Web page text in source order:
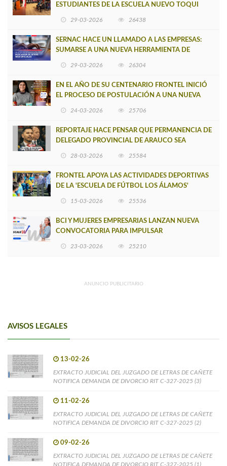
ESTUDIANTES DE LA ESCUELA NUEVO TOQUI
29-03-2026 26438
SERNAC HACE UN LLAMADO A LAS EMPRESAS:
SUMARSE A UNA NUEVA HERRAMIENTA DE
29-03-2026 26304
EN EL AÑO DE SU CENTENARIO FRONTEL INICIÓ
EL PROCESO DE POSTULACIÓN A UNA NUEVA
24-03-2026 25706
REPORTAJE HACE PENSAR QUE PERMANENCIA DE
DELEGADO PROVINCIAL DE ARAUCO SEA
28-03-2026 25584
FRONTEL APOYA LAS ACTIVIDADES DEPORTIVAS
DE LA 'ESCUELA DE FÚTBOL LOS ÁLAMOS'
15-03-2026 25536
BCI Y MUJERES EMPRESARIAS LANZAN NUEVA
CONVOCATORIA PARA IMPULSAR
23-03-2026 25210
ANUNCIO PUBLICITARIO
AVISOS LEGALES
13-02-26
EXTRACTO JUDICIAL DEL JUZGADO DE LETRAS DE CAÑETE
NOTIFICA DEMANDA DE DIVORCIO RIT C-327-2025 (3)
11-02-26
EXTRACTO JUDICIAL DEL JUZGADO DE LETRAS DE CAÑETE
NOTIFICA DEMANDA DE DIVORCIO RIT C-327-2025 (2)
09-02-26
EXTRACTO JUDICIAL DEL JUZGADO DE LETRAS DE CAÑETE
NOTIFICA DEMANDA DE DIVORCIO RIT C-327-2025 (1)